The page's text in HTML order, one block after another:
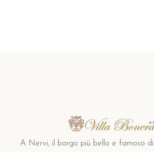
A Nervi, il borgo più bello e famoso